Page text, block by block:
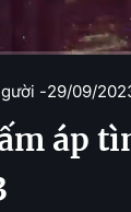
-29/09/
áp